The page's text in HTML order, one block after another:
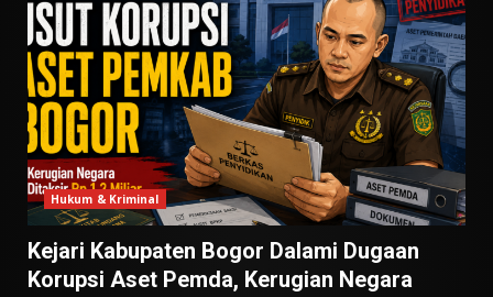
Hukum & Kriminal
Kejari Kabupaten Bogor Dalami Dugaan
Korupsi Aset Pemda, Kerugian Negara